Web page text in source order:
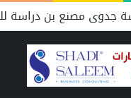
جدوى مصنع بن دراسة